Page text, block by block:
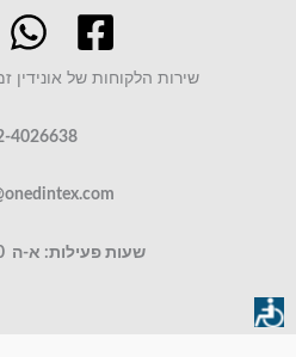
שירות הלקוחות של אונידין
שעות פעילות: א-ה 10:30-19:00